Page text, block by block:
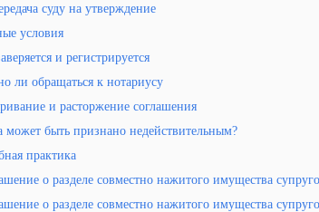
суду на утверждение
условия
и регистрируется
ли обращаться к нотариусу
и расторжение соглашения
может быть признано недействительным?
практика
о разделе совместно нажитого имущества
о разделе совместно нажитого имущества